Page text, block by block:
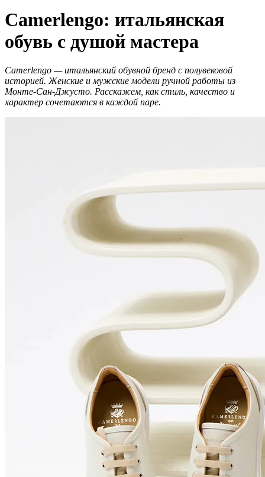
Camerlengo: итальянская
обувь с душой мастера
Camerlengo — итальянский обувной бренд с полувековой
историей. Женские и мужские модели ручной работы из
Монте-Сан-Джусто. Расскажем, как стиль, качество и
характер сочетаются в каждой паре.